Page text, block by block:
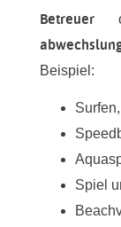
Betreuer
Beispiel:
Spiel